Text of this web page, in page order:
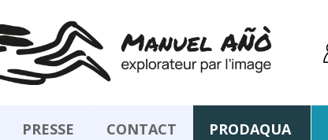
PRESSE CONTACT PRODAQUA